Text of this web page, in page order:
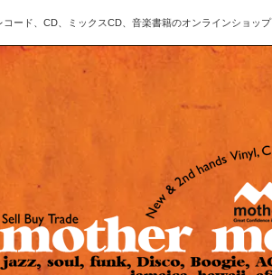
ード、CD、ミックスCD、音楽書籍のオンラインショップ